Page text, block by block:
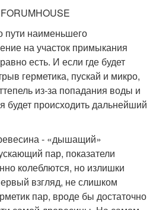
пути наименьшего
на участок примыкания
есть. И если где будет
герметика, пускай и микро,
из-за попадания воды и
будет происходить дальнейший
- «дышащий»
пар, показатели
колеблются, но излишки
взгляд, не слишком
пар, вроде бы достаточно